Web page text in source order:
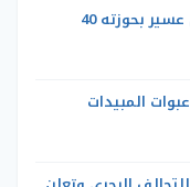
القبض على وافد إثيوبي في عسير بحوزته 40
المبيدات